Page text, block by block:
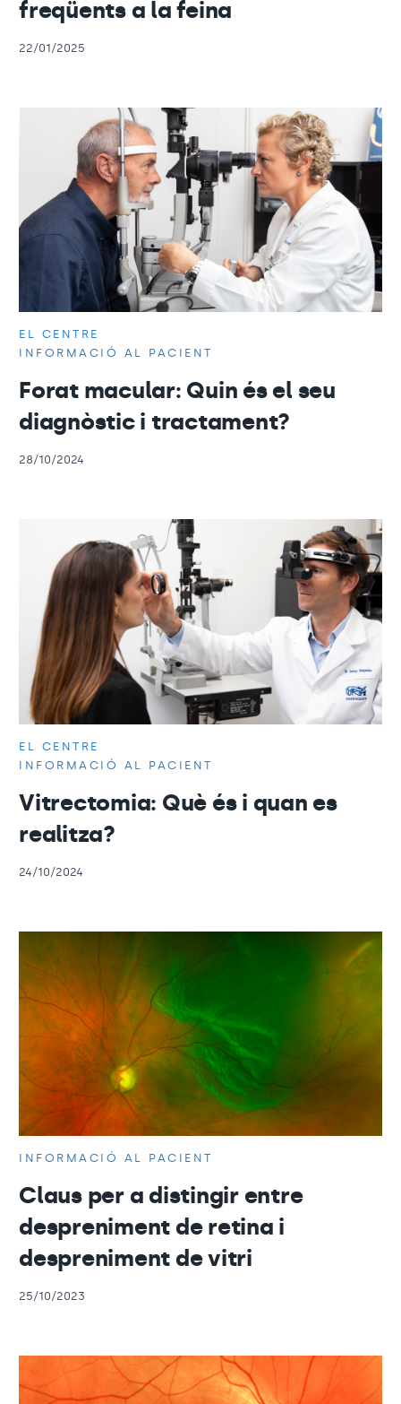
freqüents a la feina
22/01/2025
EL CENTRE
INFORMACIÓ AL PACIENT
Forat macular: Quin és el seu
diagnòstic i tractament?
28/10/2024
EL CENTRE
INFORMACIÓ AL PACIENT
Vitrectomia: Què és i quan es
realitza?
24/10/2024
INFORMACIÓ AL PACIENT
Claus per a distingir entre
despreniment de retina i
despreniment de vitri
25/10/2023